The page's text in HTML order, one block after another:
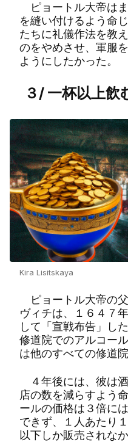
ピョートル大帝は
を縫い付けるよう命
たちに礼儀作法を教
のをやめさせ、軍服
ようにしたかった。
３/ 一杯以上飲
Kira Lisitskaya
ピョートル大帝の
ヴィチは、１６４７
して「宣戦布告」し
修道院でのアルコー
は他のすべての修道
４年後には、彼は
店の数を減らすよう
ールの価格は３倍に
できず、１人あたり
以下しか販売されなか